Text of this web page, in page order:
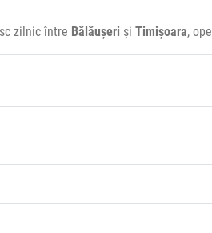
zilnic între Bălăușeri și Timișoara,